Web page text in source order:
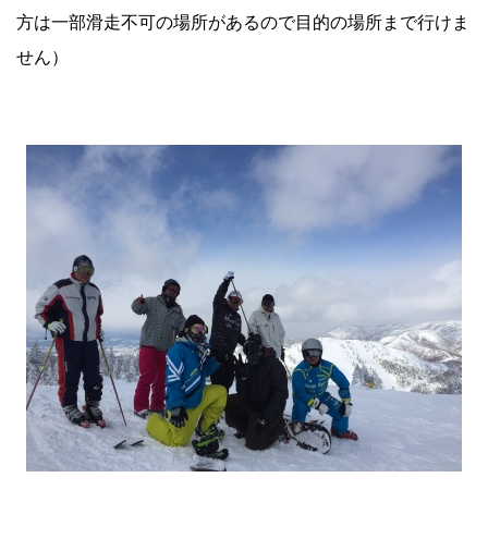
方は一部滑走不可の場所があるので目的の場所まで行けま
せん）